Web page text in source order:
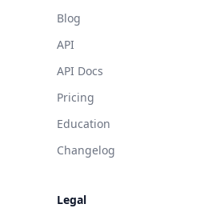
Blog
API
API Docs
Pricing
Education
Changelog
Legal